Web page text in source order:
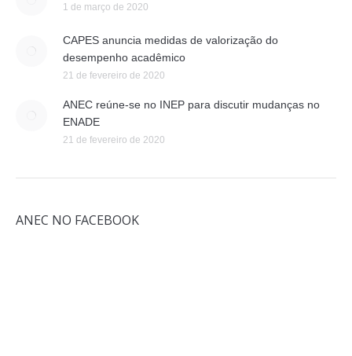
1 de março de 2020
CAPES anuncia medidas de valorização do
desempenho acadêmico
21 de fevereiro de 2020
ANEC reúne-se no INEP para discutir mudanças no
ENADE
21 de fevereiro de 2020
ANEC NO FACEBOOK